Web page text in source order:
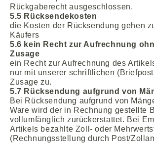
Rückgaberecht ausgeschlossen.
5.5 Rücksendekosten
die Kosten der Rücksendung gehen
Käufers
5.6 kein Recht zur Aufrechnung
Zusage
ein Recht zur Aufrechnung des
nur mit unserer schriftlichen
Zusage zu.
5.7 Rücksendung aufgrund von
Bei Rücksendung aufgrund von
Ware wird der in Rechnung gestellte
vollumfänglich zurückerstattet. Bei
Artikels bezahlte Zoll- oder
(Rechnungsstellung durch Post/